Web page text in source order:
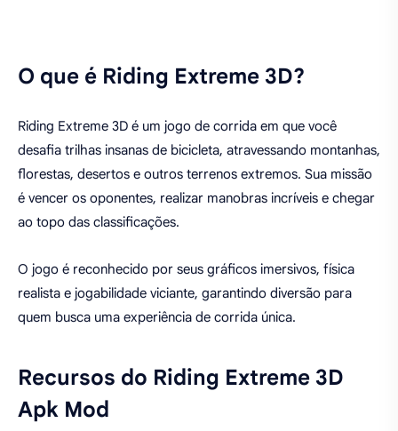
O que é Riding Extreme 3D?
Riding Extreme 3D é um jogo de corrida em que você
desafia trilhas insanas de bicicleta, atravessando montanhas,
florestas, desertos e outros terrenos extremos. Sua missão
é vencer os oponentes, realizar manobras incríveis e chegar
ao topo das classificações.
O jogo é reconhecido por seus gráficos imersivos, física
realista e jogabilidade viciante, garantindo diversão para
quem busca uma experiência de corrida única.
Recursos do Riding Extreme 3D
Apk Mod